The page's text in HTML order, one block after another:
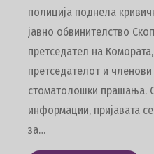
полиција поднела
јавно обвинителство
претседател на
претседателот и членови
стоматолошки прашања.
информации, пријавата
за…